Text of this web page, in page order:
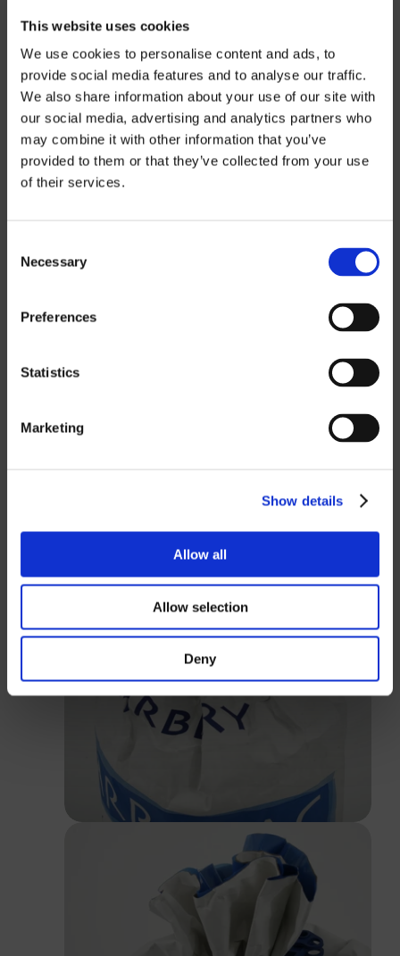
This website uses cookies
We use cookies to personalise content and ads, to
provide social media features and to analyse our traffic.
We also share information about your use of our site with
our social media, advertising and analytics partners who
may combine it with other information that you’ve
provided to them or that they’ve collected from your use
of their services.
Selection
Necessary
Preferences
Statistics
Marketing
Show details
Allow all
Allow selection
Deny
Om du vill ladda ned våra prislistor måste
du välja i vilken valuta du vill ha prislistan.
Stäng
Logga in